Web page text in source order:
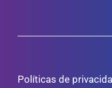
Políticas de